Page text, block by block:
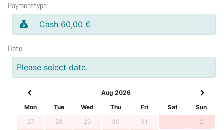
Paymenttype
Cash 60,00 €
Date
Please select date.
Aug 2026
Mon
Tue Wed Thu Fri Sat
Sun
27
28 29 30 31 1
2